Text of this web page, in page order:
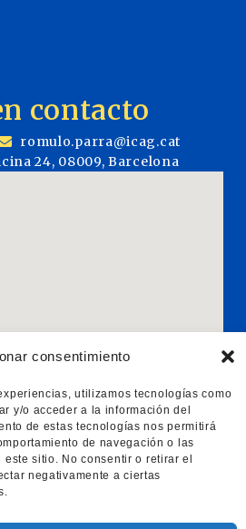
consentimiento
utilizamos tecnologías como
y/o acceder a la información del
de estas tecnologías nos permitirá
de navegación o las
sitio. No consentir o retirar el
negativamente a ciertas
contacto
romulo.parra@icag.cat
24, 08009, Barcelona